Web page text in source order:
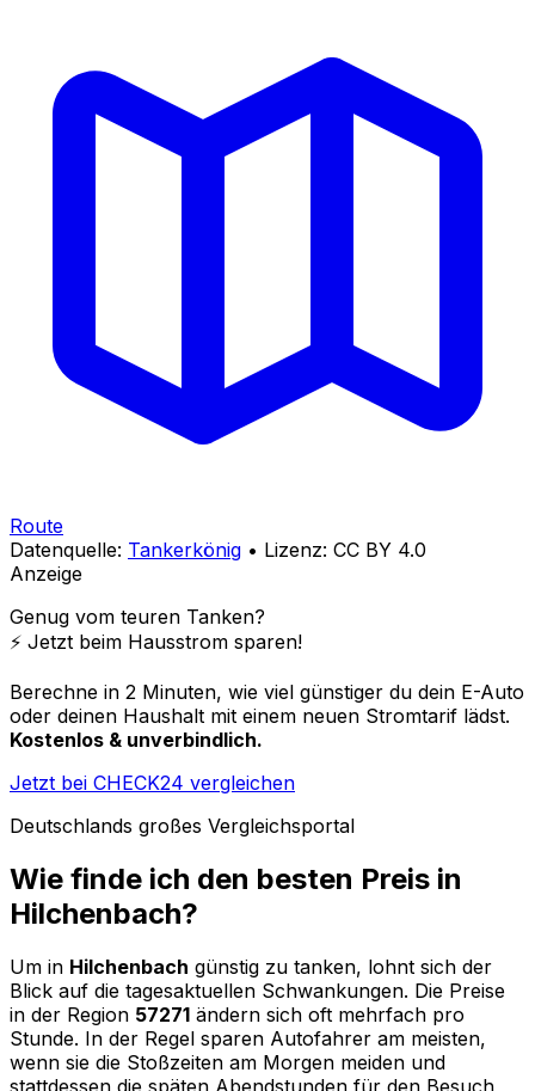
Route
Datenquelle: Tankerkönig • Lizenz: CC BY 4.0
Anzeige
Genug vom teuren Tanken?
⚡️ Jetzt beim Hausstrom sparen!
Berechne in 2 Minuten, wie viel günstiger du dein E-Auto
oder deinen Haushalt mit einem neuen Stromtarif lädst.
Kostenlos & unverbindlich.
Jetzt bei CHECK24 vergleichen
Deutschlands großes Vergleichsportal
Wie finde ich den besten Preis in
Hilchenbach?
Um in Hilchenbach günstig zu tanken, lohnt sich der
Blick auf die tagesaktuellen Schwankungen. Die Preise
in der Region 57271 ändern sich oft mehrfach pro
Stunde. In der Regel sparen Autofahrer am meisten,
wenn sie die Stoßzeiten am Morgen meiden und
stattdessen die späten Abendstunden für den Besuch